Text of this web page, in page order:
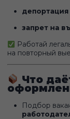
депортация
запрет на
Работай
на повторный
Что
Подбор